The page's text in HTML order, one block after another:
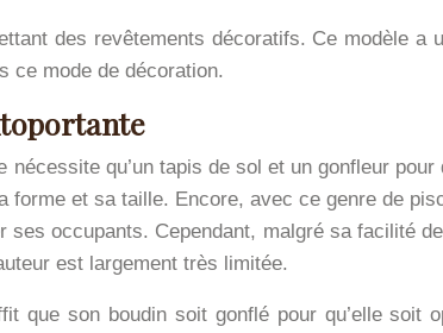
des revêtements décoratifs. Ce modèle a
ce mode de décoration.
qu’un tapis de sol et un gonfleur
et sa taille. Encore, avec ce genre de
occupants. Cependant, malgré sa facilité
est largement très limitée.
que son boudin soit gonflé pour qu’elle soit